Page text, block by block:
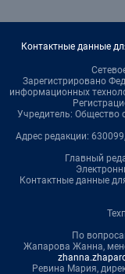
Контактные данные
Зарегистрировано
информационных
Учредитель: Общество
Адрес редакции:
Главный
Контактные данные
По
Жапарова Жанна,
Ревина Мария,